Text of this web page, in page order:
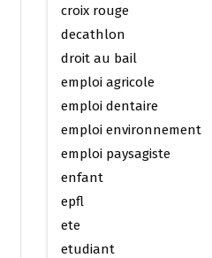
croix rouge
decathlon
droit au bail
emploi agricole
emploi dentaire
emploi environnement
emploi paysagiste
enfant
epfl
ete
etudiant